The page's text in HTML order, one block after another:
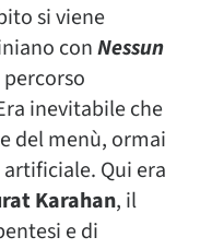
si viene
conNessun
inevitabile che
del menù, ormai
Qui era
Karahan, il
e di